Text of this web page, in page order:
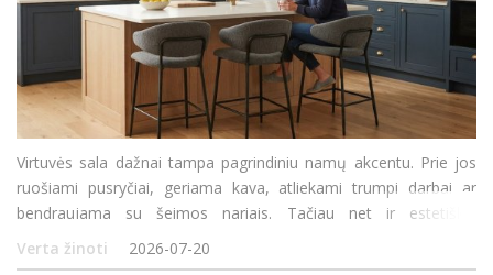
Virtuvės sala dažnai tampa pagrindiniu namų akcentu. Prie jos
ruošiami pusryčiai, geriama kava, atliekami trumpi darbai ar
bendraujama su šeimos nariais. Tačiau net ir estetiškai
nepriekaištinga sala gali būti nepatogi, jei šalia pastatytos
netinkamo aukščio
Verta žinoti 2026-07-20